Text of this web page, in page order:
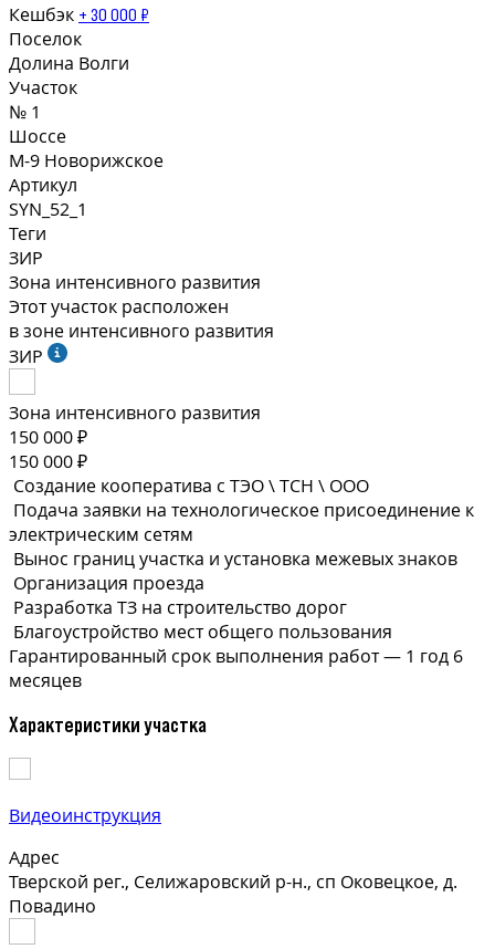
Кешбэк + 30 000 ₽
Поселок
Долина Волги
Участок
№ 1
Шоссе
М-9 Новорижское
Артикул
SYN_52_1
Теги
ЗИР
Зона интенсивного развития
Этот участок расположен
в зоне интенсивного развития
ЗИР
Зона интенсивного развития
150 000 ₽
150 000 ₽
Создание кооператива с ТЭО \ ТСН \ ООО
Подача заявки на технологическое присоединение к
электрическим сетям
Вынос границ участка и установка межевых знаков
Организация проезда
Разработка ТЗ на строительство дорог
Благоустройство мест общего пользования
Гарантированный срок выполнения работ — 1 год 6
месяцев
Характеристики участка
Видеоинструкция
Адрес
Тверской рег., Селижаровский р-н., сп Оковецкое, д.
Повадино